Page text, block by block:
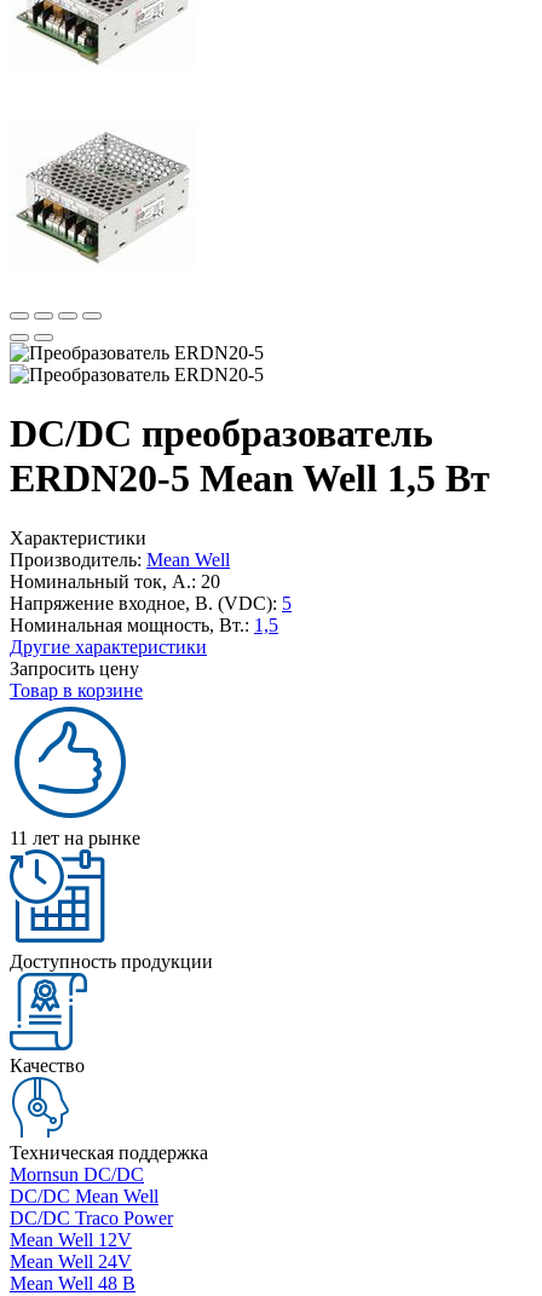
DC/DC преобразователь
ERDN20-5 Mean Well 1,5 Вт
Характеристики
Производитель: Mean Well
Номинальный ток, А.: 20
Напряжение входное, В. (VDC): 5
Номинальная мощность, Вт.: 1,5
Другие характеристики
Запросить цену
Товар в корзине
11 лет на рынке
Доступность продукции
Качество
Техническая поддержка
Mornsun DC/DC
DC/DC Mean Well
DC/DC Traco Power
Mean Well 12V
Mean Well 24V
Mean Well 48 В